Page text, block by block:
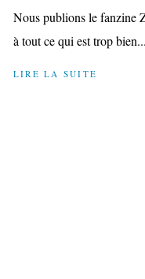
Nous publions le fanzine
à tout ce qui est trop bien...
LIRE LA SUITE